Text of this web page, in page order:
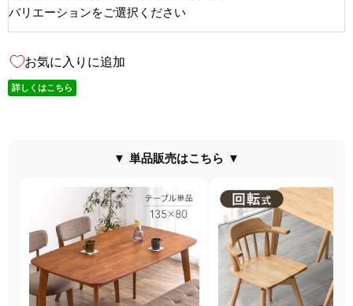
バリエーションをご選択ください
お気に入りに追加
詳しくはこちら
▼ 単品販売はこちら ▼